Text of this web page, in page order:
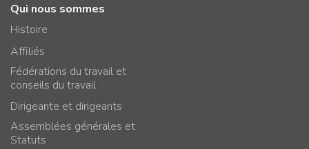
Qui nous sommes
Histoire
Affiliés
Fédérations du travail et
conseils du travail
Dirigeante et dirigeants
Assemblées générales et
Statuts